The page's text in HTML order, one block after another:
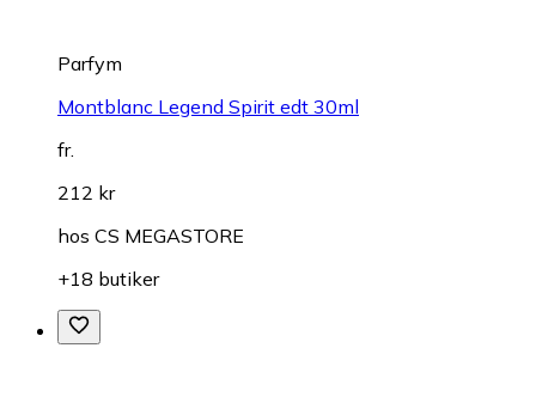
Parfym
Montblanc Legend Spirit edt 30ml
fr.
212 kr
hos CS MEGASTORE
+18 butiker